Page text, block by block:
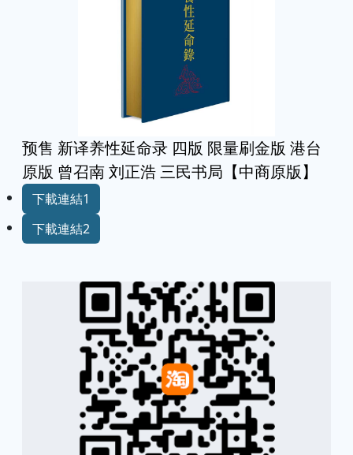
预售 新译养性延命录 四版 限量刷金版 港台
原版 曾召南 刘正浩 三民书局【中商原版】
下載連結1
下載連結2